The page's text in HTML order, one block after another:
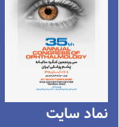
نماد سايت